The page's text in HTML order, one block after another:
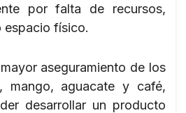
por falta de recursos,
espacio físico.
aseguramiento de los
mango, aguacate y café,
desarrollar un producto